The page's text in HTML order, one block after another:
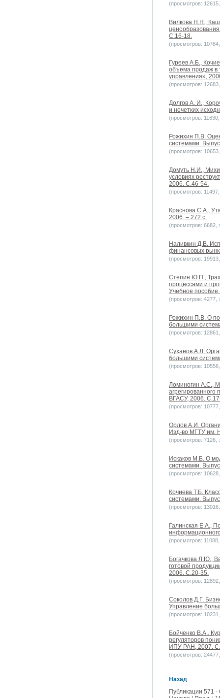
(просмотров:
Вилкова Н.Н.,
С.16-18.
(просмотров:
Гуреев А.Б.,
объема продаж в
управления»,
(просмотров:
Долгов А. И.,
и нечетких
(просмотров:
Рожихин П.В.
системами.
(просмотров:
Домуть Н.И.,
условиях
2006. С.46-54.
(просмотров:
Краснова С.А.,
2006. – 272 с.
(просмотров: 6682,
Наливкин Д.В.
финансовых
(просмотров:
Степин Ю.П.,
процессами и
Учебное
(просмотров: 4277,
Рожихин П.В. О
большими
(просмотров:
Суханов А.Л.
большими
(просмотров:
Ломиногин А.С.,
ВГАСУ, 2006.
(просмотров:
Орлов А.И.
Изд-во МГТУ им.
(просмотров: 7126,
Искаков М.Б. О
системами.
(просмотров:
Кочиева Т.Б.
системами.
(просмотров:
Галинская Е.А.,
(просмотров:
Богачкова Л.Ю.,
готовой
2006. С.20-35.
(просмотров:
Соколов Д.Г.
Управление
(просмотров:
Бойченко В.А.,
регуляторов
ИПУ РАН, 2007.
(просмотров:
Назад
Публикации 571 -